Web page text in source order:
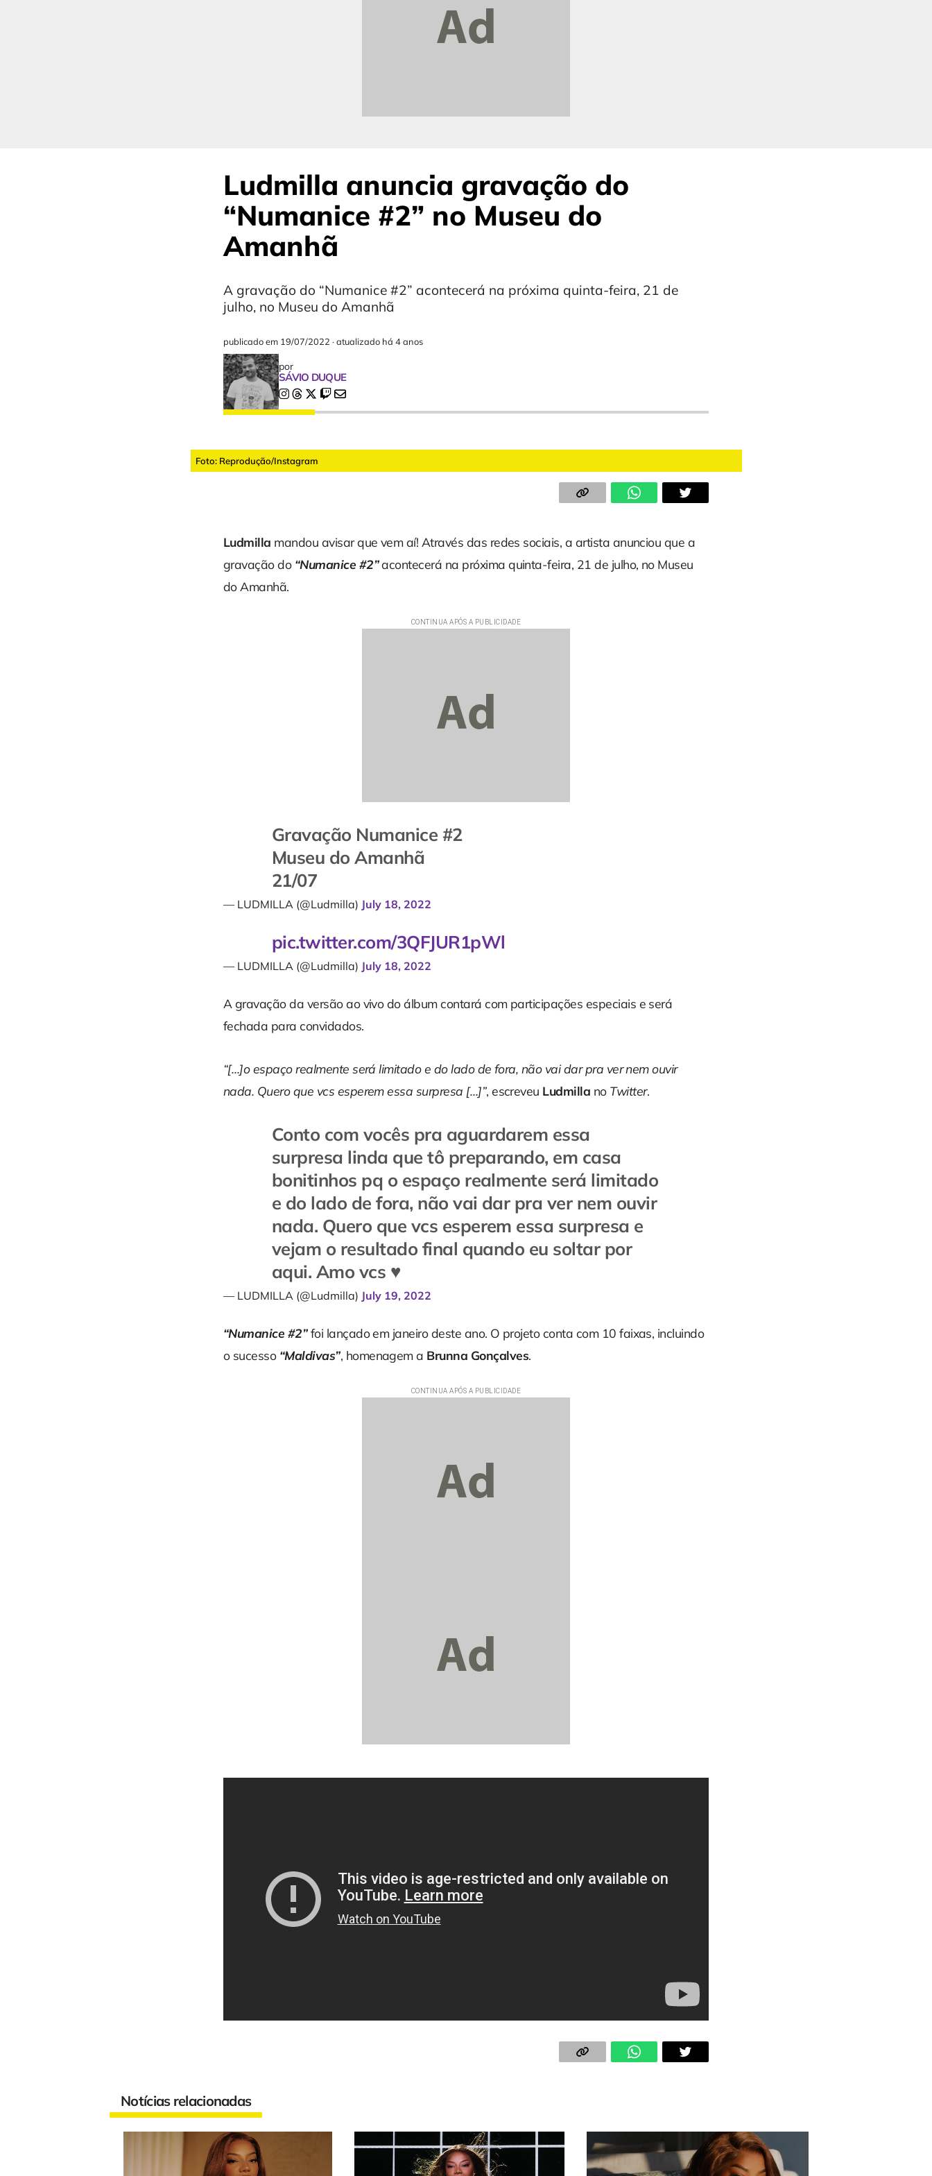
Ludmilla anuncia gravação do
“Numanice #2” no Museu do
Amanhã
A gravação do “Numanice #2” acontecerá na próxima quinta-feira, 21 de
julho, no Museu do Amanhã
publicado em 19/07/2022 ·atualizado há 4 anos
por
SÁVIO DUQUE
Foto: Reprodução/Instagram
Ludmilla mandou avisar que vem aí! Através das redes sociais, a artista anunciou que a
gravação do “Numanice #2”acontecerá na próxima quinta-feira, 21 de julho, no Museu
do Amanhã.
Gravação Numanice #2
Museu do Amanhã
21/07
— LUDMILLA (@Ludmilla) July 18, 2022
pic.twitter.com/3QFJUR1pWl
— LUDMILLA (@Ludmilla) July 18, 2022
A gravação da versão ao vivo do álbum contará com participações especiais e será
fechada para convidados.
“[…]o espaço realmente será limitado e do lado de fora, não vai dar pra ver nem ouvir
nada. Quero que vcs esperem essa surpresa […]”, escreveu Ludmilla no Twitter.
Conto com vocês pra aguardarem essa
surpresa linda que tô preparando, em casa
bonitinhos pq o espaço realmente será limitado
e do lado de fora, não vai dar pra ver nem ouvir
nada. Quero que vcs esperem essa surpresa e
vejam o resultado final quando eu soltar por
aqui. Amo vcs ♥️
— LUDMILLA (@Ludmilla) July 19, 2022
“Numanice #2”foi lançado em janeiro deste ano. O projeto conta com 10 faixas, incluindo
o sucesso “Maldivas”, homenagem a Brunna Gonçalves.
Notícias relacionadas